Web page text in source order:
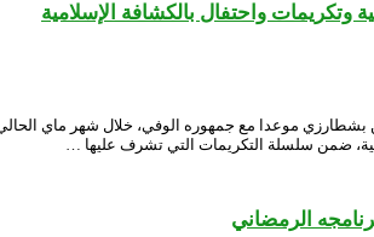
واحتفال بالكشافة الإسلامية
موعدا مع جمهوره الوفي، خلال شهر ماي
ضمن سلسلة التكريمات التي تشرف عليها …
الرمضاني